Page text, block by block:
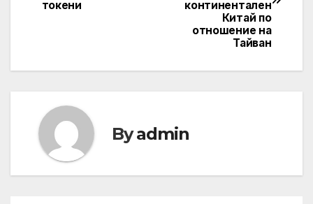
континентален
Китай по
отношение на
Тайван
токени
Byadmin